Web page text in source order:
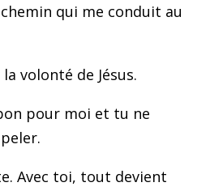
qui me conduit au
la volonté de Jésus.
pour moi et tu ne
Avec toi, tout devient